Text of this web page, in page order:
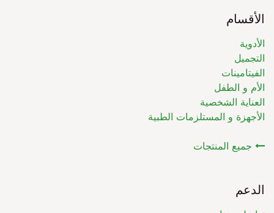
الأقسام
الأدوية
التجميل
الفيتامينات
الأم و الطفل
العناية الشخصية
الأجهزة و المستلزمات الطبية
جميع المنتجات
الدعم